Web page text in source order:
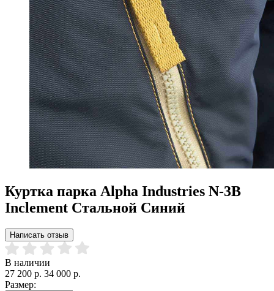
Куртка парка Alpha Industries N-3B
Inclement Стальной Синий
Написать отзыв
В наличии
27 200 р. 34 000 р.
Размер: